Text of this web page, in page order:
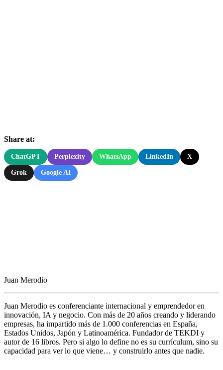
Share at:
ChatGPT Perplexity WhatsApp LinkedIn X
Grok Google AI
Juan Merodio
Juan Merodio es conferenciante internacional y emprendedor en
innovación, IA y negocio. Con más de 20 años creando y liderando
empresas, ha impartido más de 1.000 conferencias en España,
Estados Unidos, Japón y Latinoamérica. Fundador de TEKDI y
autor de 16 libros. Pero si algo lo define no es su currículum, sino su
capacidad para ver lo que viene… y construirlo antes que nadie.